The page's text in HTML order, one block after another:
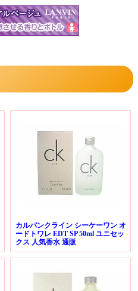
カルバンクライン シーケーワン オ
ードトワレ EDT SP 50ml ユニセッ
クス 人気香水 通販